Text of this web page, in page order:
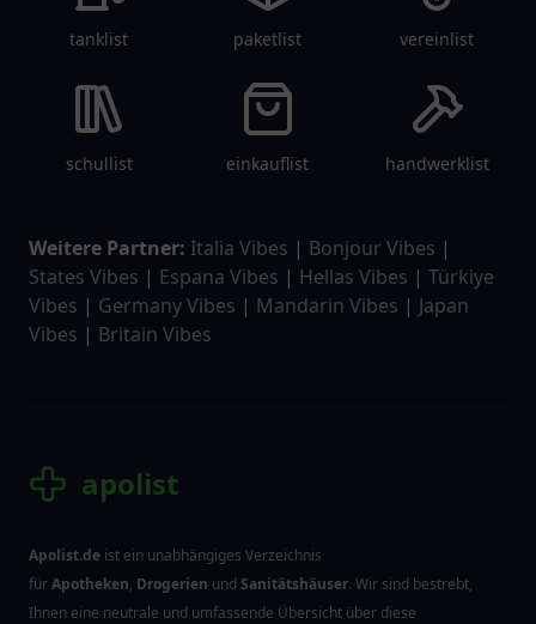
tanklist paketlist vereinlist
schullist einkauflist handwerklist
Weitere Partner: Italia Vibes | Bonjour Vibes |
States Vibes | Espana Vibes | Hellas Vibes | Türkiye
Vibes | Germany Vibes | Mandarin Vibes | Japan
Vibes | Britain Vibes
apolist
Apolist.de ist ein unabhängiges Verzeichnis
fürApotheken, Drogerien und Sanitätshäuser. Wir sind bestrebt,
Ihnen eine neutrale und umfassende Übersicht über diese